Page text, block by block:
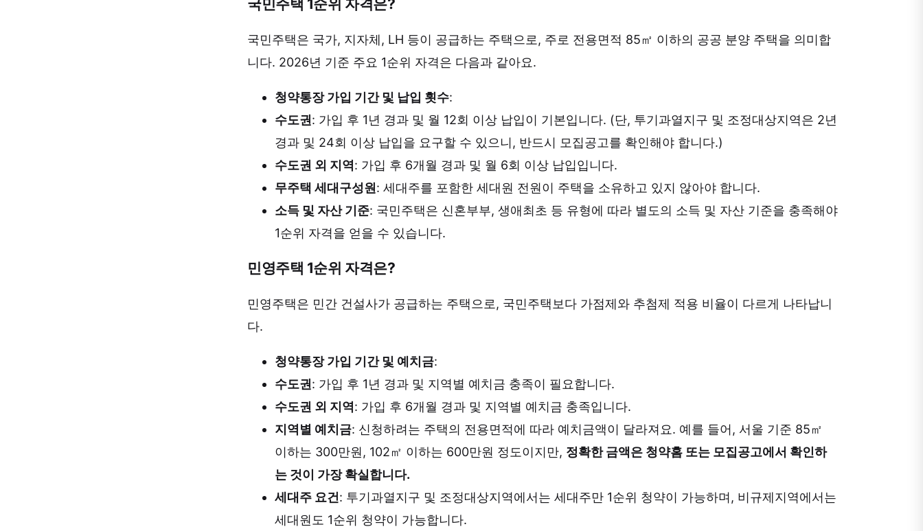
국민주택 1순위 자격은?
국민주택은 국가, 지자체, LH 등이 공급하는 주택으로, 주로 전용면적 85㎡ 이하의 공공 분양 주택을 의미합
니다. 2026년 기준 주요 1순위 자격은 다음과 같아요.
청약통장 가입 기간 및 납입 횟수:
수도권 : 가입 후 1년 경과 및 월 12회 이상 납입이 기본입니다. (단, 투기과열지구 및 조정대상지역은 2년
경과 및 24회 이상 납입을 요구할 수 있으니, 반드시 모집공고를 확인해야 합니다.)
수도권 외 지역: 가입 후 6개월 경과 및 월 6회 이상 납입입니다.
무주택 세대구성원 : 세대주를 포함한 세대원 전원이 주택을 소유하고 있지 않아야 합니다.
소득 및 자산 기준: 국민주택은 신혼부부, 생애최초 등 유형에 따라 별도의 소득 및 자산 기준을 충족해야
1순위 자격을 얻을 수 있습니다.
민영주택 1순위 자격은?
민영주택은 민간 건설사가 공급하는 주택으로, 국민주택보다 가점제와 추첨제 적용 비율이 다르게 나타납니
다.
청약통장 가입 기간 및 예치금:
수도권 : 가입 후 1년 경과 및 지역별 예치금 충족이 필요합니다.
수도권 외 지역: 가입 후 6개월 경과 및 지역별 예치금 충족입니다.
지역별 예치금: 신청하려는 주택의 전용면적에 따라 예치금액이 달라져요. 예를 들어, 서울 기준 85㎡
이하는 300만원, 102㎡ 이하는 600만원 정도이지만, 정확한 금액은 청약홈 또는 모집공고에서 확인하
는 것이 가장 확실합니다.
세대주 요건: 투기과열지구 및 조정대상지역에서는 세대주만 1순위 청약이 가능하며, 비규제지역에서는
세대원도 1순위 청약이 가능합니다.